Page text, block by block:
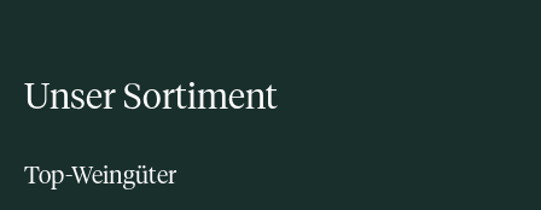
Unser Sortiment
Top-Weingüter